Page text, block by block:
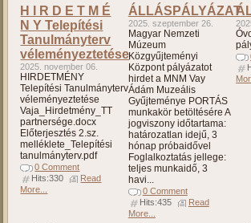
H I R D E T M É
N Y Telepítési
Tanulmányterv
véleményeztetése
2025. november 06.
HIRDETMÉNY
Telepítési Tanulmányterv
véleményeztetése
Vaja_Hirdetmény_TT
partnersége.docx
Előterjesztés 2.sz.
melléklete_Telepítési
tanulmányterv.pdf
0 Comment
Hits:330
Read
More...
ÁLLÁSPÁLYÁZAT
2025. szeptember 26.
Magyar Nemzeti
Múzeum
Közgyűjteményi
Központ pályázatot
hirdet a MNM Vay
Ádám Muzeális
Gyűjteménye PORTÁS
munkakör betöltésére A
jogviszony időtartama:
határozatlan idejű, 3
hónap próbaidővel
Foglalkoztatás jellege:
teljes munkaidő, 3
havi...
0 Comment
Hits:435
Read
More...